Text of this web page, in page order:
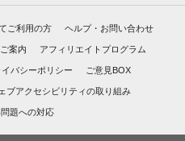
ご利用の方 ヘルプ・お問い合わせ
案内 アフィリエイトプログラム
イバシーポリシー ご意見BOX
ブアクセシビリティの取り組み
題への対応